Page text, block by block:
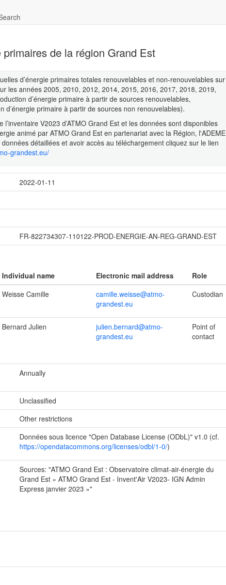
de la région Grand Est
d’énergie primaires totales renouvelables et non-renouvelables sur
les années 2005, 2010, 2012, 2014, 2015, 2016, 2017, 2018, 2019,
d’énergie primaire à partir de sources renouvelables,
d’énergie primaire à partir de sources non renouvelables).
l’inventaire V2023 d’ATMO Grand Est et les données sont disponibles
animé par ATMO Grand Est en partenariat avec la Région, l'ADEME
détaillées et avoir accès au téléchargement cliquez sur le lien
grandest.eu/
2022-01-11
FR-822734307-110122-PROD-ENERGIE-AN-REG-GRAND-EST
Individual name Electronic mail address
Role
Weisse Camille
camille.weisse@atmo-
grandest.eu
Custodian
Bernard Julien
julien.bernard@atmo-
grandest.eu
Point of
contact
Annually
Unclassified
Other restrictions
Données sous licence "Open Database License (ODbL)" v1.0 (cf.
https://opendatacommons.org/licenses/odbl/1-0/)
Sources: "ATMO Grand Est : Observatoire climat-air-énergie du
Grand Est « ATMO Grand Est - Invent'Air V2023- IGN Admin
Express janvier 2023 »"